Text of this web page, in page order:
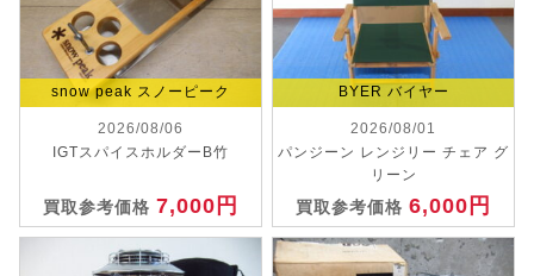
snow peak スノーピーク
2026/08/06
IGTスパイスホルダーB竹
買取参考価格 7,000円
BYER バイヤー
2026/08/01
パンジーン レンジリー チェア グ
リーン
買取参考価格6,000円